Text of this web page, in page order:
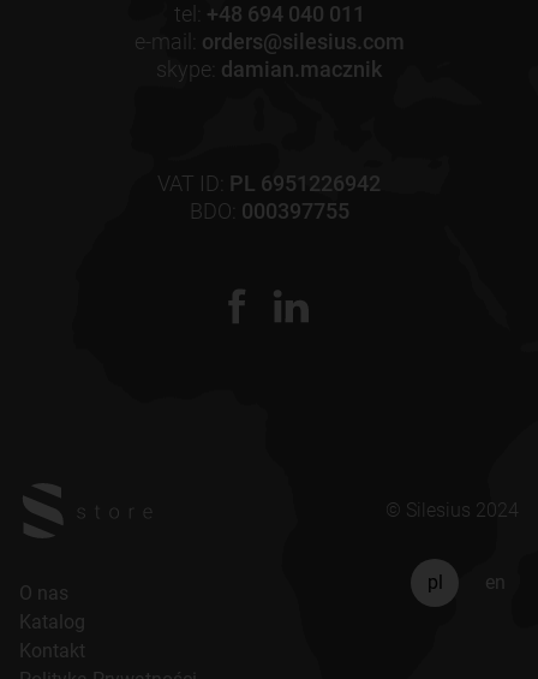
tel: +48 694 040 011
e-mail: orders@silesius.com
skype: damian.macznik
VAT ID: PL 6951226942
BDO: 000397755
© Silesius 2024
O nas
Katalog
Kontakt
pl en